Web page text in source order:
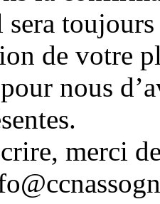
de votre
nous
merci